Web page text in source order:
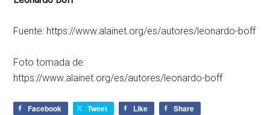
Fuente: https://www.alainet.org/es/autores/leonardo-boff
Foto tomada de:
https://www.alainet.org/es/autores/leonardo-boff
Facebook Tweet Like
Share